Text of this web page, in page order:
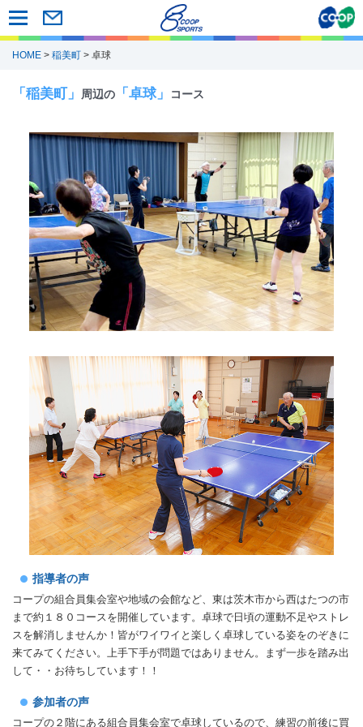
HOME > 稲美町 > 卓球
「稲美町」 周辺の 「卓球」 コース
指導者の声
コープの組合員集会室や地域の会館など、東は茨木市から西はたつの市
まで約１８０コースを開催しています。卓球で日頃の運動不足やストレ
スを解消しませんか！皆がワイワイと楽しく卓球している姿をのぞきに
来てみてください。上手下手が問題ではありません。まず一歩を踏み出
して・・お待ちしています！！
参加者の声
コープの２階にある組合員集会室で卓球しているので、練習の前後に買